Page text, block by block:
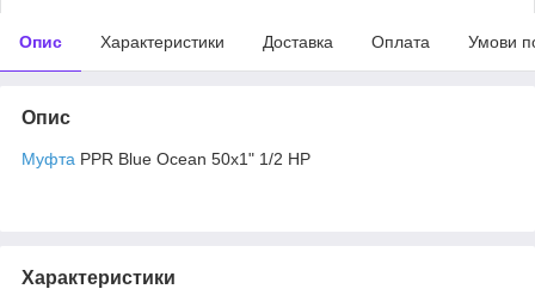
Опис Характеристики Доставка Оплата Умови
Опис
Муфта PPR Blue Ocean 50х1" 1/2 НР
Характеристики